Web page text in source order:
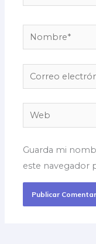
Nombre*
Correo
electrónico*
Web
Guarda mi
este navegador